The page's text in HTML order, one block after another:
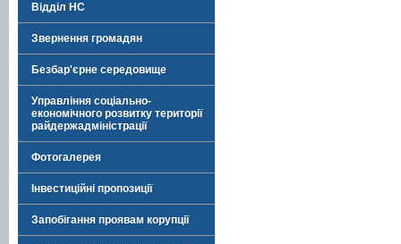
Відділ НС
Звернення громадян
Безбар'єрне середовище
Управління соціально-
економічного розвитку території
райдержадміністрації
Фотогалерея
Інвестиційні пропозиції
Запобігання проявам корупції